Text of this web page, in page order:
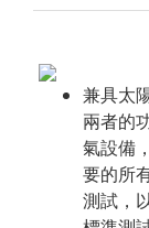
兼具太
兩者的
氣設備
要的所
測試，